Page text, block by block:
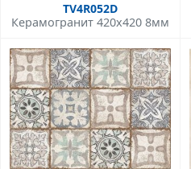
TV4R052D
Керамогранит 420x420 8мм